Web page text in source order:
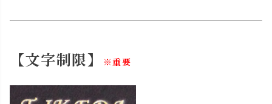
【文字制限】 ※重要